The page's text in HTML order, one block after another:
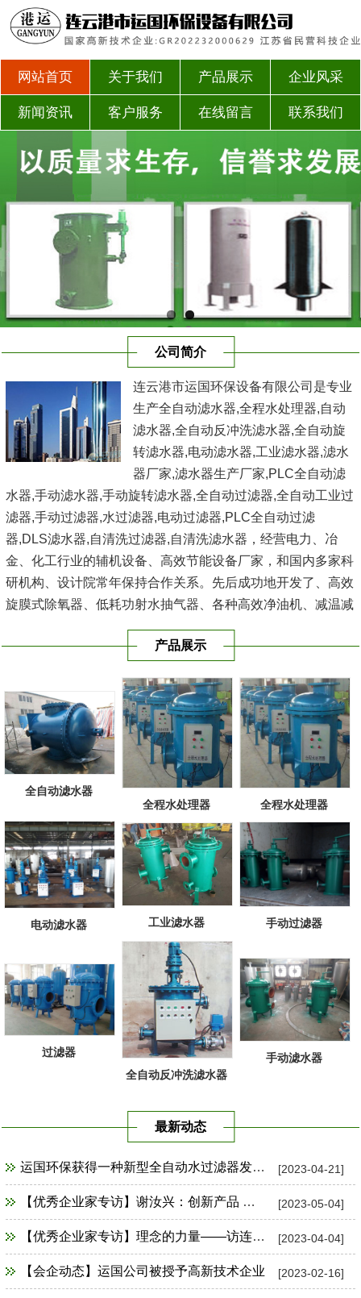
网站首页 关于我们 产品展示 企业风采
新闻资讯 客户服务 在线留言 联系我们
公司简介
连云港市运国环保设备有限公司是专业
生产全自动滤水器,全程水处理器,自动
滤水器,全自动反冲洗滤水器,全自动旋
转滤水器,电动滤水器,工业滤水器,滤水
器厂家,滤水器生产厂家,PLC全自动滤
水器,手动滤水器,手动旋转滤水器,全自动过滤器,全自动工业过
滤器,手动过滤器,水过滤器,电动过滤器,PLC全自动过滤
器,DLS滤水器,自清洗过滤器,自清洗滤水器，经营电力、冶
金、化工行业的辅机设备、高效节能设备厂家，和国内多家科
研机构、设计院常年保持合作关系。先后成功地开发了、高效
旋膜式除氧器、低耗功射水抽气器、各种高效净油机、减温减
冷油器、空气冷却...[查看详情]产品展示
全自动滤水器
全程水处理器
全程水处理器
电动滤水器 工业滤水器 手动过滤器
过滤器
全自动反冲洗滤水器
手动滤水器
最新动态
[2023-04-21]
运国环保获得一种新型全自动水过滤器发明专利证书
[2023-05-04]
【优秀企业家专访】谢汝兴：创新产品 占领市场制高点
[2023-04-04]
【优秀企业家专访】理念的力量——访连云港市运国环保设备公司总经理谢汝兴
[2023-02-16]
【会企动态】运国公司被授予高新技术企业